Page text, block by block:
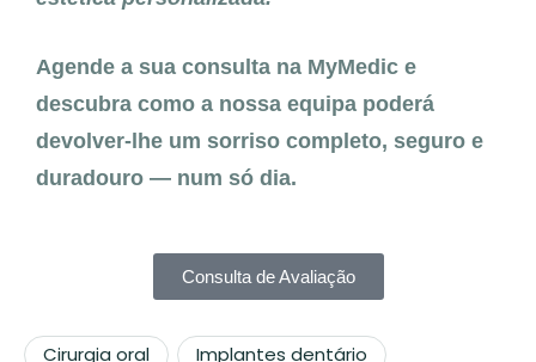
Agende a sua consulta na MyMedic e
descubra como a nossa equipa poderá
devolver-lhe um sorriso completo, seguro e
duradouro — num só dia.
Consulta de Avaliação
Cirurgia oral Implantes dentário